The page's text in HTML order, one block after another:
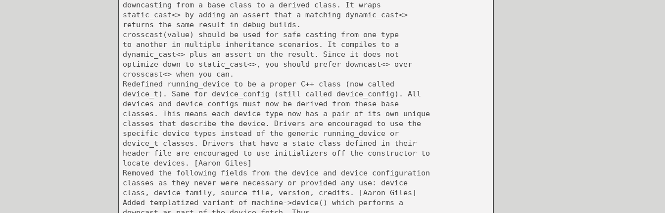
downcasting from a base class to a derived class. It wraps
static_cast<> by adding an assert that a matching dynamic_cast<>
returns the same result in debug builds.
crosscast(value) should be used for safe casting from one type
to another in multiple inheritance scenarios. It compiles to a
dynamic_cast<> plus an assert on the result. Since it does not
optimize down to static_cast<>, you should prefer downcast<> over
crosscast<> when you can.
Redefined running_device to be a proper C++ class (now called
device_t). Same for device_config (still called device_config). All
devices and device_configs must now be derived from these base
classes. This means each device type now has a pair of its own unique
classes that describe the device. Drivers are encouraged to use the
specific device types instead of the generic running_device or
device_t classes. Drivers that have a state class defined in their
header file are encouraged to use initializers off the constructor to
locate devices. [Aaron Giles]
Removed the following fields from the device and device configuration
classes as they never were necessary or provided any use: device
class, device family, source file, version, credits. [Aaron Giles]
Added templatized variant of machine->device() which performs a